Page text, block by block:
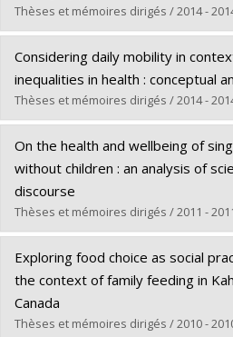
Diplôme obtenu :M. Sc.
Lien vers le document dans
Thèses et mémoires dirigés / 2014 -
Diplômé(e) :Alexander, Stephanie
Cycle :Doctorat
Diplôme obtenu :Ph. D.
Lien vers le document dans
Considering daily mobility in
inequalities in health : conceptual
Thèses et mémoires dirigés / 2014 -
Diplômé(e) :Shareck, Martine
Cycle :Doctorat
Diplôme obtenu :
Lien vers le document dans
On the health and wellbeing of
without children : an analysis of
discourse
Thèses et mémoires dirigés / 2011 -
Diplômé(e) :Engler, Kim
Cycle :Doctorat
Diplôme obtenu :
Lien vers le document dans
Exploring food choice as social
the context of family feeding in
Canada
Thèses et mémoires dirigés / 2010 -